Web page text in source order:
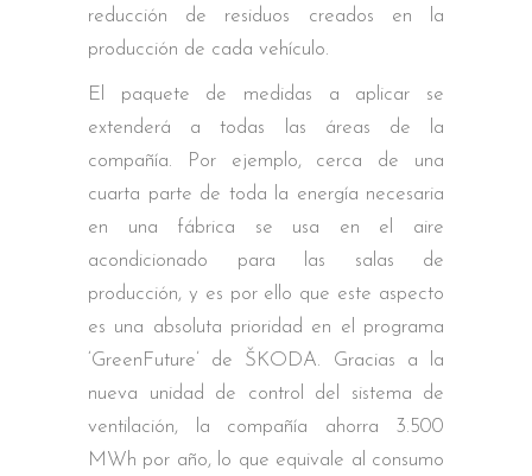
reducción de residuos creados en la
producción de cada vehículo.
El paquete de medidas a aplicar se
extenderá a todas las áreas de la
compañía. Por ejemplo, cerca de una
cuarta parte de toda la energía necesaria
en una fábrica se usa en el aire
acondicionado para las salas de
producción, y es por ello que este aspecto
es una absoluta prioridad en el programa
‘GreenFuture’ de ŠKODA. Gracias a la
nueva unidad de control del sistema de
ventilación, la compañía ahorra 3.500
MWh por año, lo que equivale al consumo